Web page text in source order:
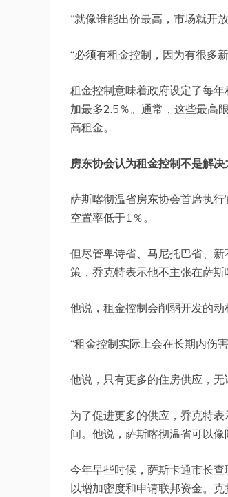
“就像谁能出价最高，市场就开
“必须有租金控制，因为有很多
租金控制意味着政府设定了每
加最多2.5％。通常，这些最高
高租金。
房东协会认为租金控制不是解决
萨斯喀彻温省房东协会首席执
空置率低于1％。
但尽管卑诗省、马尼托巴省、
策，乔克特表示他不主张在萨斯
他说，租金控制会削弱开发的动
“租金控制实际上会在长期内伤
他说，只有更多的住房供应，无
为了促进更多的供应，乔克特
间。他说，萨斯喀彻温省可以
今年早些时候，萨斯卡通市长
以增加密度和申请联邦资金。